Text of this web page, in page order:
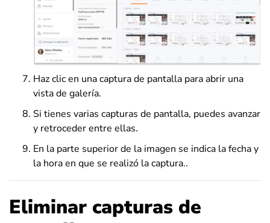
Haz clic en una captura de pantalla para abrir una
vista de galería.
Si tienes varias capturas de pantalla, puedes avanzar
y retroceder entre ellas.
En la parte superior de la imagen se indica la fecha y
la hora en que se realizó la captura..
Eliminar capturas de